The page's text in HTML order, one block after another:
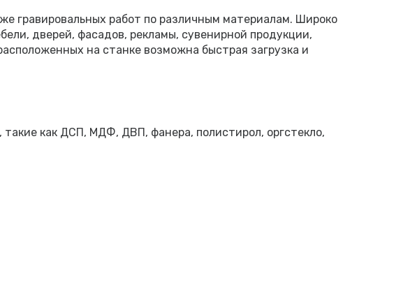
гравировальных работ по различным материалам. Широко
дверей, фасадов, рекламы, сувенирной продукции,
на станке возможна быстрая загрузка и
как ДСП, МДФ, ДВП, фанера, полистирол, оргстекло,